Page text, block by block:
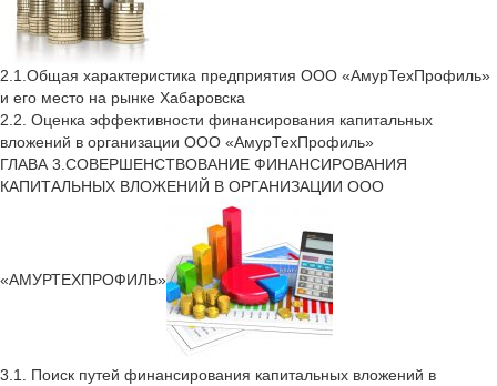
2.1.Общая характеристика предприятия ООО «АмурТехПрофиль»
и его место на рынке Хабаровска
2.2. Оценка эффективности финансирования капитальных
вложений в организации ООО «АмурТехПрофиль»
ГЛАВА 3.СОВЕРШЕНСТВОВАНИЕ ФИНАНСИРОВАНИЯ
КАПИТАЛЬНЫХ ВЛОЖЕНИЙ В ОРГАНИЗАЦИИ ООО
«АМУРТЕХПРОФИЛЬ»
3.1. Поиск путей финансирования капитальных вложений в